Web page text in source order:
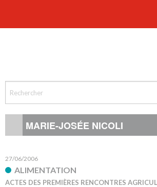
MARIE-JOSÉE NICOLI
27/06/2006
ALIMENTATION
ACTES DES PREMIÈRES RENCONTRES